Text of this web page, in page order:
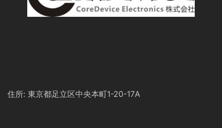
住所: 東京都足立区中央本町1-20-17A